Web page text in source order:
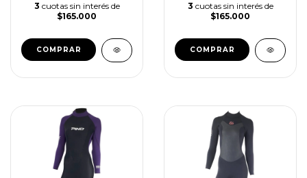
3 cuotas sin interés de
$165.000
COMPRAR
3 cuotas sin interés de
$165.000
COMPRAR